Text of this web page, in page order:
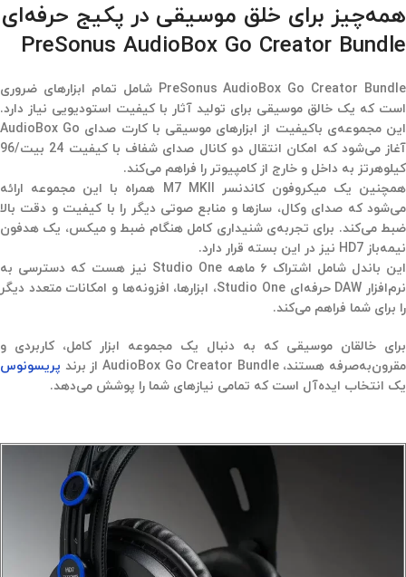
همه‌چیز برای خلق موسیقی در پکیج حرفه‌ای
PreSonus AudioBox Go Creator Bundle
PreSonus AudioBox Go Creator Bundle شامل تمام ابزارهای ضروری
است که یک خالق موسیقی برای تولید آثار با کیفیت استودیویی نیاز دارد.
این مجموعه‌ی باکیفیت از ابزارهای موسیقی با کارت صدای AudioBox Go
آغاز می‌شود که امکان انتقال دو کانال صدای شفاف با کیفیت 24 بیت/96
کیلوهرتز به داخل و خارج از کامپیوتر را فراهم می‌کند.
همچنین یک میکروفون کاندنسر M7 MKII همراه با این مجموعه ارائه
می‌شود که صدای وکال، سازها و منابع صوتی دیگر را با کیفیت و دقت بالا
ضبط می‌کند. برای تجربه‌ی شنیداری کامل هنگام ضبط و میکس، یک هدفون
نیمه‌باز HD7 نیز در این بسته قرار دارد.
این باندل شامل اشتراک ۶ ماهه Studio One نیز هست که دسترسی به
نرم‌افزار DAW حرفه‌ای Studio One، ابزارها، افزونه‌ها و امکانات متعدد دیگر
را برای شما فراهم می‌کند.
برای خالقان موسیقی که به دنبال یک مجموعه ابزار کامل، کاربردی و
مقرون‌به‌صرفه هستند، AudioBox Go Creator Bundle از برند
پریسونوس
یک انتخاب ایده‌آل است که تمامی نیازهای شما را پوشش می‌دهد.